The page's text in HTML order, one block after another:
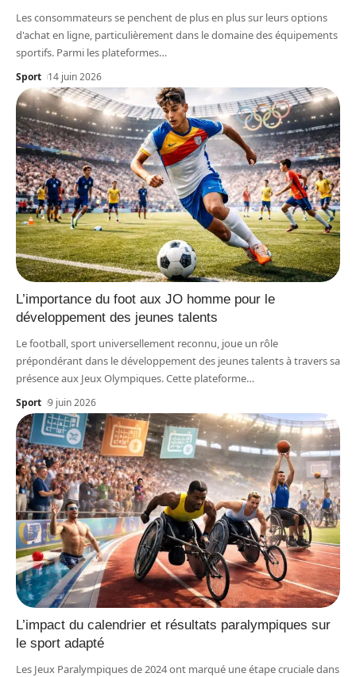
Les consommateurs se penchent de plus en plus sur leurs options
d'achat en ligne, particulièrement dans le domaine des équipements
sportifs. Parmi les plateformes…
Sport 14 juin 2026
L’importance du foot aux JO homme pour le
développement des jeunes talents
Le football, sport universellement reconnu, joue un rôle
prépondérant dans le développement des jeunes talents à travers sa
présence aux Jeux Olympiques. Cette plateforme…
Sport 9 juin 2026
L’impact du calendrier et résultats paralympiques sur
le sport adapté
Les Jeux Paralympiques de 2024 ont marqué une étape cruciale dans